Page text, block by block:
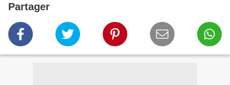
Partager